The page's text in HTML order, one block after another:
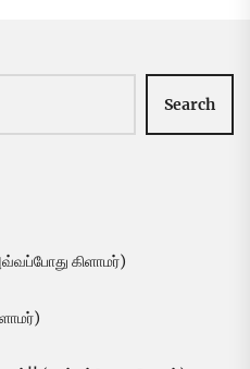
Search
கிளாமர்)